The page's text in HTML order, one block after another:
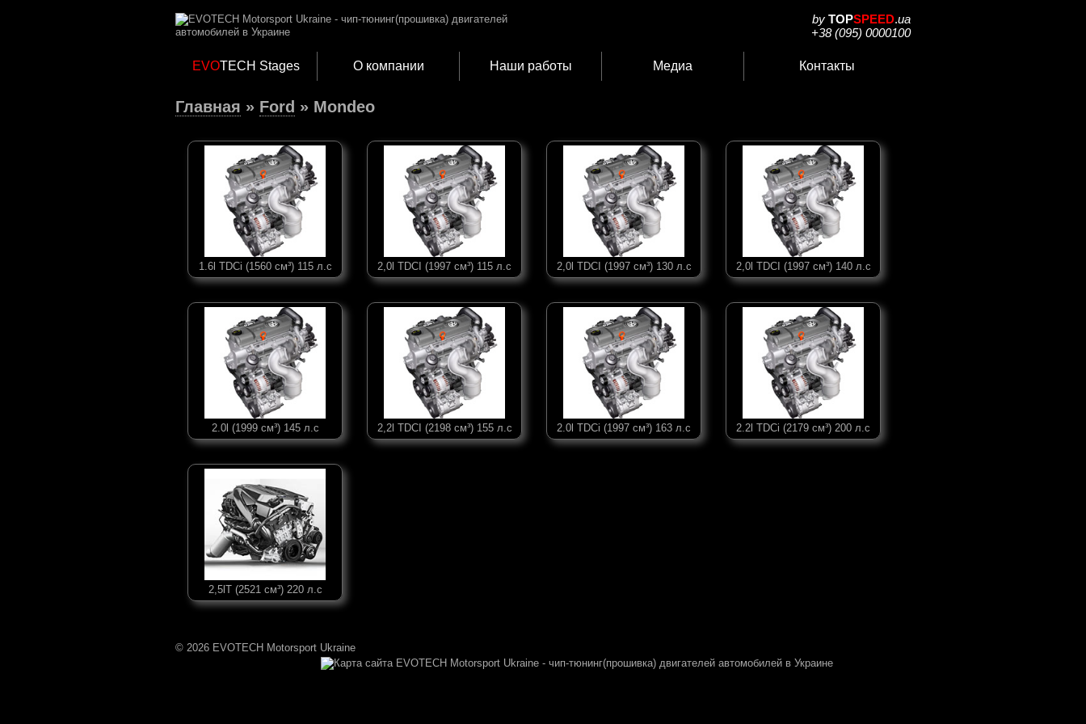
by TOPSPEED.ua
+38 (095) 0000100
EVOTECH Stages О компании Наши работы Медиа Контакты
Главная » Ford » Mondeo
1.6l TDCi (1560 см³) 115 л.с 2,0l TDCI (1997 см³) 115 л.с 2,0l TDCI (1997 см³) 130 л.с 2,0l TDCI (1997 см³) 140 л.с
2.0l (1999 см³) 145 л.с 2,2l TDCI (2198 см³) 155 л.с 2.0l TDCi (1997 см³) 163 л.с 2.2l TDCi (2179 см³) 200 л.с
2,5lT (2521 см³) 220 л.с
© 2026 EVOTECH Motorsport Ukraine